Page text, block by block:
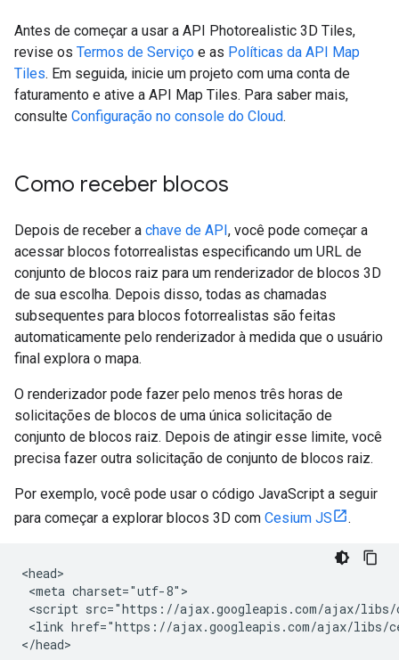
Antes de começar a usar a API Photorealistic 3D Tiles,
revise os Termos de Serviço e as Políticas da API Map
Tiles. Em seguida, inicie um projeto com uma conta de
faturamento e ative a API Map Tiles. Para saber mais,
consulte Configuração no console do Cloud.
Como receber blocos
Depois de receber a chave de API, você pode começar a
acessar blocos fotorrealistas especificando um URL de
conjunto de blocos raiz para um renderizador de blocos 3D
de sua escolha. Depois disso, todas as chamadas
subsequentes para blocos fotorrealistas são feitas
automaticamente pelo renderizador à medida que o usuário
final explora o mapa.
O renderizador pode fazer pelo menos três horas de
solicitações de blocos de uma única solicitação de
conjunto de blocos raiz. Depois de atingir esse limite, você
precisa fazer outra solicitação de conjunto de blocos raiz.
Por exemplo, você pode usar o código JavaScript a seguir
para começar a explorar blocos 3D com Cesium JS .
<head>
<meta charset="utf-8">
<script src="https://ajax.googleapis.com/ajax/libs/
<link href="https://ajax.googleapis.com/ajax/libs/
</head>